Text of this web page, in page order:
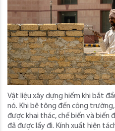
Vật liệu xây dựng hiếm khi bắt
nó. Khi bê tông đến công
được khai thác, chế biến và biến
đã được lấy đi. Kính xuất hiện